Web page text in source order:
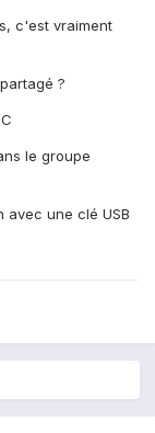
c'est vraiment
?
le groupe
avec une clé USB